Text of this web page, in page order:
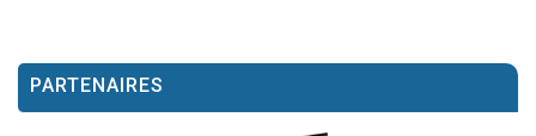
PARTENAIRES